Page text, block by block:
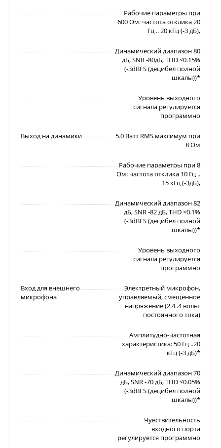
Рабочие параметры при
600 Ом: частота отклика 20
Гц .. 20 кГц (-3 дБ),
Динамический диапазон 80
дБ, SNR -80дБ, THD <0.15%
(-3dBFS (децибел полной
шкалы))*
Уровень выходного
сигнала регулируется
программно
Выход на динамики
5.0 Ватт RMS максимум при
8 Ом
Рабочие параметры при 8
Ом: частота отклика 10 Гц ..
15 кГц (-3дБ),
Динамический диапазон 82
дБ, SNR -82 дБ, THD <0.1%
(-3dBFS (децибел полной
шкалы))*
Уровень выходного
сигнала регулируется
программно
Вход для внешнего
микрофона
Электретный микрофон,
управляемый, смещенное
напряжение (2.4..4 вольт
постоянного тока)
Амплитудно-частотная
характеристика: 50 Гц ..20
кГц (-3 дБ)*
Динамический диапазон 70
дБ, SNR -70 дБ, THD <0.05%
(-3dBFS (децибел полной
шкалы))*
Чувствительность
входного порта
регулируется программно